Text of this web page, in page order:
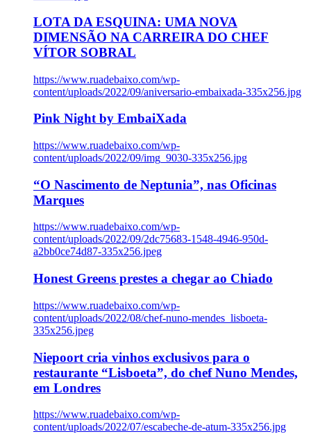
LOTA DA ESQUINA: UMA NOVA
DIMENSÃO NA CARREIRA DO CHEF
VÍTOR SOBRAL
https://www.ruadebaixo.com/wp-
content/uploads/2022/09/aniversario-embaixada-335x256.jpg
Pink Night by EmbaiXada
https://www.ruadebaixo.com/wp-
content/uploads/2022/09/img_9030-335x256.jpg
“O Nascimento de Neptunia”, nas Oficinas
Marques
https://www.ruadebaixo.com/wp-
content/uploads/2022/09/2dc75683-1548-4946-950d-
a2bb0ce74d87-335x256.jpeg
Honest Greens prestes a chegar ao Chiado
https://www.ruadebaixo.com/wp-
content/uploads/2022/08/chef-nuno-mendes_lisboeta-
335x256.jpeg
Niepoort cria vinhos exclusivos para o
restaurante “Lisboeta”, do chef Nuno Mendes,
em Londres
https://www.ruadebaixo.com/wp-
content/uploads/2022/07/escabeche-de-atum-335x256.jpg